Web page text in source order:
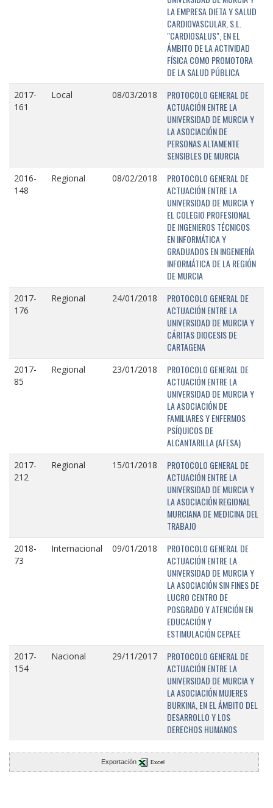
LA EMPRESA DIETA Y SALUD
CARDIOVASCULAR, S.L.
"CARDIOSALUS", EN EL
ÁMBITO DE LA ACTIVIDAD
FÍSICA COMO PROMOTORA
DE LA SALUD PÚBLICA
2017-
161
Local 08/03/2018
PROTOCOLO GENERAL DE
ACTUACIÓN ENTRE LA
UNIVERSIDAD DE MURCIA Y
LA ASOCIACIÓN DE
PERSONAS ALTAMENTE
SENSIBLES DE MURCIA
2016-
148
Regional 08/02/2018
PROTOCOLO GENERAL DE
ACTUACIÓN ENTRE LA
UNIVERSIDAD DE MURCIA Y
EL COLEGIO PROFESIONAL
DE INGENIEROS TÉCNICOS
EN INFORMÁTICA Y
GRADUADOS EN INGENIERÍA
INFORMÁTICA DE LA REGIÓN
DE MURCIA
2017-
176
Regional 24/01/2018
PROTOCOLO GENERAL DE
ACTUACIÓN ENTRE LA
UNIVERSIDAD DE MURCIA Y
CÁRITAS DIOCESIS DE
CARTAGENA
2017-
85
Regional 23/01/2018
PROTOCOLO GENERAL DE
ACTUACIÓN ENTRE LA
UNIVERSIDAD DE MURCIA Y
LA ASOCIACIÓN DE
FAMILIARES Y ENFERMOS
PSÍQUICOS DE
ALCANTARILLA (AFESA)
2017-
212
Regional 15/01/2018
PROTOCOLO GENERAL DE
ACTUACIÓN ENTRE LA
UNIVERSIDAD DE MURCIA Y
LA ASOCIACIÓN REGIONAL
MURCIANA DE MEDICINA DEL
TRABAJO
2018-
73
Internacional 09/01/2018
PROTOCOLO GENERAL DE
ACTUACIÓN ENTRE LA
UNIVERSIDAD DE MURCIA Y
LA ASOCIACIÓN SIN FINES DE
LUCRO CENTRO DE
POSGRADO Y ATENCIÓN EN
EDUCACIÓN Y
ESTIMULACIÓN CEPAEE
2017-
154
Nacional 29/11/2017
PROTOCOLO GENERAL DE
ACTUACIÓN ENTRE LA
UNIVERSIDAD DE MURCIA Y
LA ASOCIACIÓN MUJERES
BURKINA, EN EL ÁMBITO DEL
DESARROLLO Y LOS
DERECHOS HUMANOS
Exportación Excel